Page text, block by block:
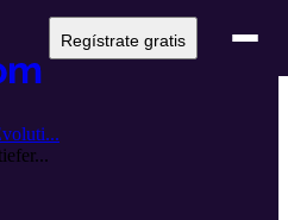
Regístrate gratis